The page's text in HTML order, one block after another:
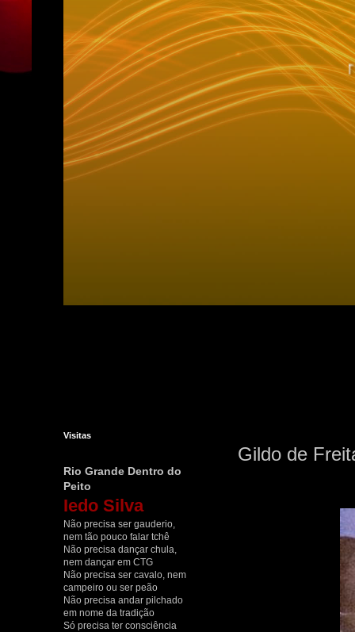
Gildo de
Visitas
Rio Grande Dentro do
Peito
Iedo Silva
Não precisa ser gauderio,
nem tão pouco falar tchê
Não precisa dançar chula,
nem dançar em CTG
Não precisa ser cavalo, nem
campeiro ou ser peão
Não precisa andar pilchado
em nome da tradição
Só precisa ter consciência